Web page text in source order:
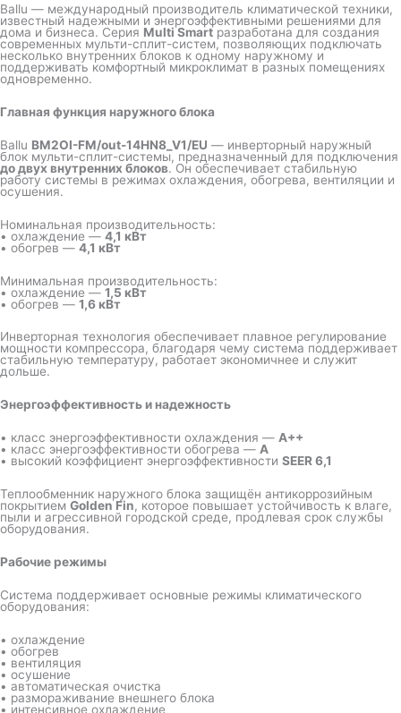
Ballu — международный производитель климатической техники,
известный надежными и энергоэффективными решениями для
дома и бизнеса. Серия Multi Smart разработана для создания
современных мульти-сплит-систем, позволяющих подключать
несколько внутренних блоков к одному наружному и
поддерживать комфортный микроклимат в разных помещениях
одновременно.
Главная функция наружного блока
Ballu BM2OI-FM/out-14HN8_V1/EU — инверторный наружный
блок мульти-сплит-системы, предназначенный для подключения
до двух внутренних блоков. Он обеспечивает стабильную
работу системы в режимах охлаждения, обогрева, вентиляции и
осушения.
Номинальная производительность:
• охлаждение — 4,1 кВт
• обогрев — 4,1 кВт
Минимальная производительность:
• охлаждение — 1,5 кВт
• обогрев — 1,6 кВт
Инверторная технология обеспечивает плавное регулирование
мощности компрессора, благодаря чему система поддерживает
стабильную температуру, работает экономичнее и служит
дольше.
Энергоэффективность и надежность
• класс энергоэффективности охлаждения — A++
• класс энергоэффективности обогрева — A
• высокий коэффициент энергоэффективности SEER 6,1
Теплообменник наружного блока защищён антикоррозийным
покрытием Golden Fin, которое повышает устойчивость к влаге,
пыли и агрессивной городской среде, продлевая срок службы
оборудования.
Рабочие режимы
Система поддерживает основные режимы климатического
оборудования:
• охлаждение
• обогрев
• вентиляция
• осушение
• автоматическая очистка
• размораживание внешнего блока
• интенсивное охлаждение